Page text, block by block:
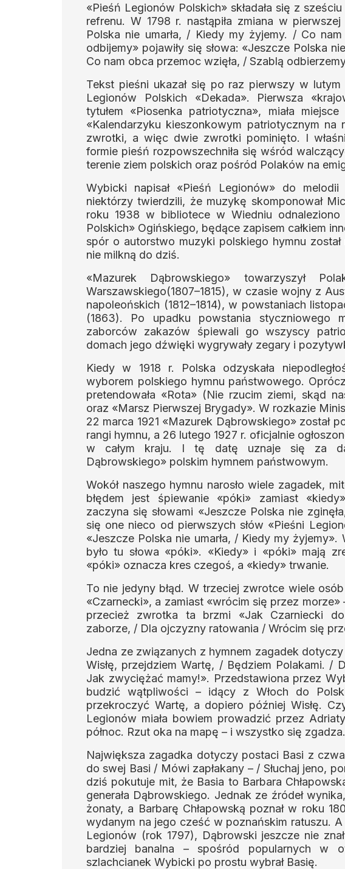
«Pieśń Legionów Polskich» składała się z
refrenu. W 1798 r. nastąpiła zmiana w
Polska nie umarła, / Kiedy my żyjemy. / Co
odbijemy» pojawiły się słowa: «Jeszcze Polska
Co nam obca przemoc wzięła, / Szablą
Tekst pieśni ukazał się po raz pierwszy w
Legionów Polskich «Dekada». Pierwsza
tytułem «Piosenka patriotyczna», miała
«Kalendarzyku kieszonkowym patriotycznym na
zwrotki, a więc dwie zwrotki pominięto. I
formie pieśń rozpowszechniła się wśród
terenie ziem polskich oraz pośród Polaków na
Wybicki napisał «Pieśń Legionów» do
niektórzy twierdzili, że muzykę skomponował
roku 1938 w bibliotece w Wiedniu
Polskich» Ogińskiego, będące zapisem całkiem
spór o autorstwo muzyki polskiego hymnu
nie milkną do dziś.
«Mazurek Dąbrowskiego» towarzyszył
Warszawskiego(1807–1815), w czasie wojny z
napoleońskich (1812–1814), w powstaniach
(1863). Po upadku powstania styczniowego
zaborców zakazów śpiewali go wszyscy
domach jego dźwięki wygrywały zegary i
Kiedy w 1918 r. Polska odzyskała
wyborem polskiego hymnu państwowego.
pretendowała «Rota» (Nie rzucim ziemi, skąd
oraz «Marsz Pierwszej Brygady». W rozkazie
22 marca 1921 «Mazurek Dąbrowskiego» został
rangi hymnu, a 26 lutego 1927 r. oficjalnie
w całym kraju. I tę datę uznaje się za
Dąbrowskiego» polskim hymnem państwowym.
Wokół naszego hymnu narosło wiele zagadek,
błędem jest śpiewanie «póki» zamiast
zaczyna się słowami «Jeszcze Polska nie
się one nieco od pierwszych słów «Pieśni
«Jeszcze Polska nie umarła, / Kiedy my
było tu słowa «póki». «Kiedy» i «póki» mają
«póki» oznacza kres czegoś, a «kiedy» trwanie.
To nie jedyny błąd. W trzeciej zwrotce wiele
«Czarnecki», a zamiast «wrócim się przez
przecież zwrotka ta brzmi «Jak Czarniecki
zaborze, / Dla ojczyzny ratowania / Wrócim się
Jedna ze związanych z hymnem zagadek
Wisłę, przejdziem Wartę, / Będziem Polakami. /
Jak zwyciężać mamy!». Przedstawiona przez
budzić wątpliwości – idący z Włoch do
przekroczyć Wartę, a dopiero później Wisłę.
Legionów miała bowiem prowadzić przez
północ. Rzut oka na mapę – i wszystko się zgadza.
Największa zagadka dotyczy postaci Basi z
do swej Basi / Mówi zapłakany – / Słuchaj jeno,
dziś pokutuje mit, że Basia to Barbara
generała Dąbrowskiego. Jednak ze źródeł
żonaty, a Barbarę Chłapowską poznał w roku
wydanym na jego cześć w poznańskim ratuszu.
Legionów (rok 1797), Dąbrowski jeszcze nie
bardziej banalna – spośród popularnych w
szlachcianek Wybicki po prostu wybrał Basię.